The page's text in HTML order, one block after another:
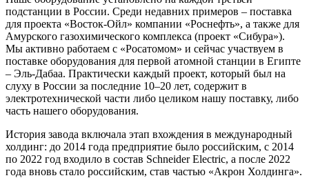
подстанции в России. Среди недавних примеров – поставка
для проекта «Восток-Ойл» компании «Роснефть», а также для
Амурского газохимического комплекса (проект «Сибура»).
Мы активно работаем с «Росатомом» и сейчас участвуем в
поставке оборудования для первой атомной станции в Египте
– Эль-Дабаа. Практически каждый проект, который был на
слуху в России за последние 10–20 лет, содержит в
электротехнической части либо целиком нашу поставку, либо
часть нашего оборудования.
История завода включала этап вхождения в международный
холдинг: до 2014 года предприятие было российским, с 2014
по 2022 год входило в состав Schneider Electric, а после 2022
года вновь стало российским, став частью «Акрон Холдинга».